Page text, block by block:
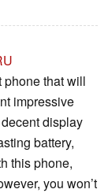
that will
impressive
display
battery,
this phone,
you won’t